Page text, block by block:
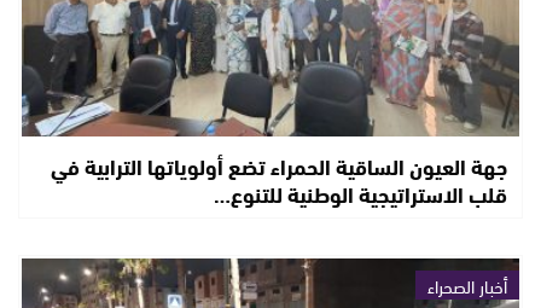
جهة العيون الساقية الحمراء تضع أولوياتها الترابية في
قلب الاستراتيجية الوطنية للتنوع…
أخبار الصحراء